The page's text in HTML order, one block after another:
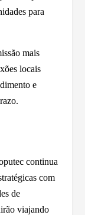
para
mais
locais
e
continua
com
de
viajando